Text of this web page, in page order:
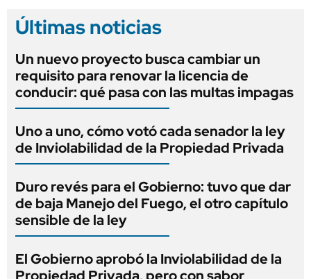
Últimas noticias
Un nuevo proyecto busca cambiar un
requisito para renovar la licencia de
conducir: qué pasa con las multas impagas
Uno a uno, cómo votó cada senador la ley
de Inviolabilidad de la Propiedad Privada
Duro revés para el Gobierno: tuvo que dar
de baja Manejo del Fuego, el otro capítulo
sensible de la ley
El Gobierno aprobó la Inviolabilidad de la
Propiedad Privada, pero con sabor